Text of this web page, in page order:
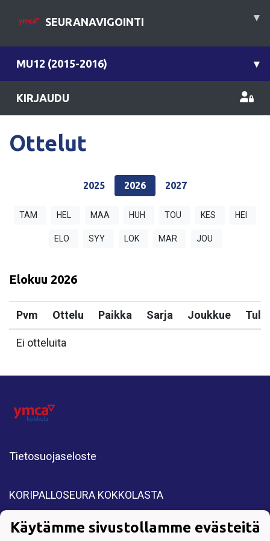
SEURANAVIGOINTI ▾
MU12 (2015-2016) ▾
KIRJAUDU
Ottelut
2025 2026 2027
TAM HEL MAA HUH TOU KES HEI
ELO SYY LOK MAR JOU
Elokuu 2026
Pvm Ottelu Paikka Sarja Joukkue
Ei otteluita
Tietosuojaseloste
KORIPALLOSEURA KOKKOLASTA
All Rights Reserved. Copyright © 2025 YMCA
Kokkola.
Käytämme sivustollamme evästeitä